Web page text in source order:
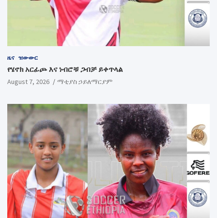
ዜና ዝውውር
የሄኖክ አርፊጮ እና ነብሮቹ ጋብቻ ይቀጥላል
August 7, 2026 ማቲያስ ኃይለማርያም